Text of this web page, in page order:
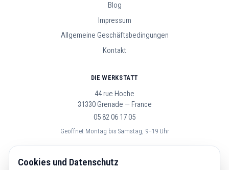
Blog
Impressum
Allgemeine Geschäftsbedingungen
Kontakt
DIE WERKSTATT
44 rue Hoche
31330 Grenade — France
05 82 06 17 05
Geöffnet Montag bis Samstag, 9–19 Uhr
FOLGE UNS
Cookies und Datenschutz